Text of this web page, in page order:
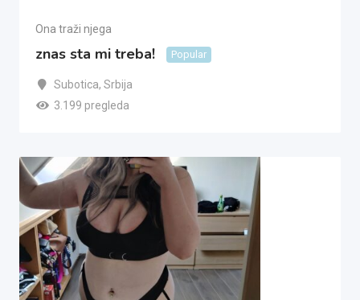
Ona traži njega
znas sta mi treba! Popular
Subotica, Srbija
3.199 pregleda